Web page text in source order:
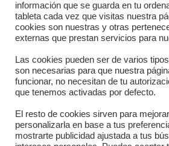
Horario
Formulario de
información que se guarda en tu
tableta cada vez que visitas nuestra
cookies son nuestras y otras
externas que prestan servicios para
Las cookies pueden ser de varios
son necesarias para que nuestra
funcionar, no necesitan de tu
que tenemos activadas por defecto.
El resto de cookies sirven para
personalizarla en base a tus
mostrarte publicidad ajustada a tus